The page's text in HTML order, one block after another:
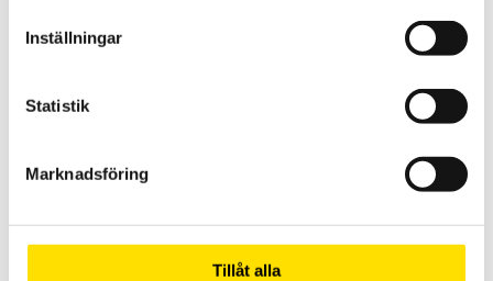
Inställningar
Statistik
Marknadsföring
Tillåt alla
Bordsvågen WTB från Kern är en kompakt och smidig våg med en
3,350.00